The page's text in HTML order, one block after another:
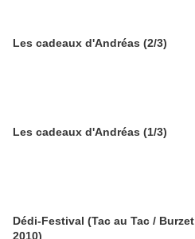
Les cadeaux d'Andréas (2/3)
Les cadeaux d'Andréas (1/3)
Dédi-Festival (Tac au Tac / Burzet
2010)